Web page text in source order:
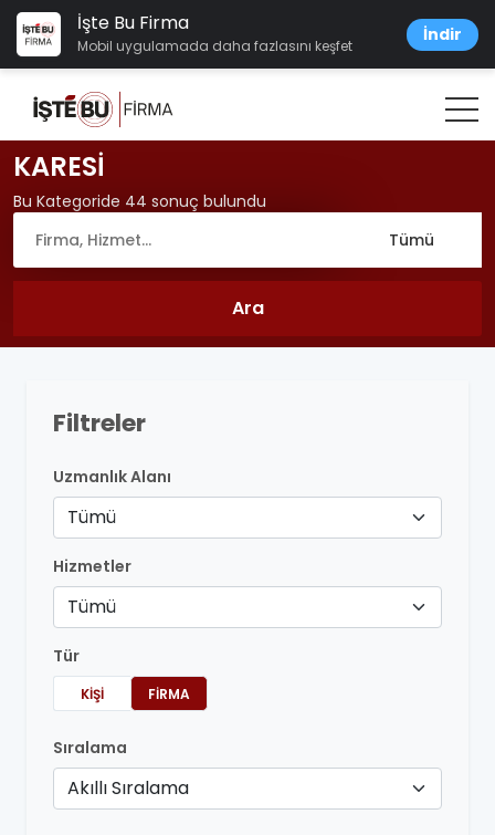
İşte Bu Firma
Mobil uygulamada daha fazlasını keşfet
İndir
KARESİ
Bu Kategoride 44 sonuç bulundu
Filtreler
Uzmanlık Alanı
Tümü
Hizmetler
Tümü
Tür
KIŞI FIRMA
Sıralama
Akıllı Sıralama